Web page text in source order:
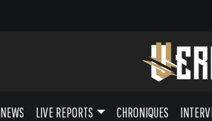
NEWS LIVE REPORTS CHRONIQUES